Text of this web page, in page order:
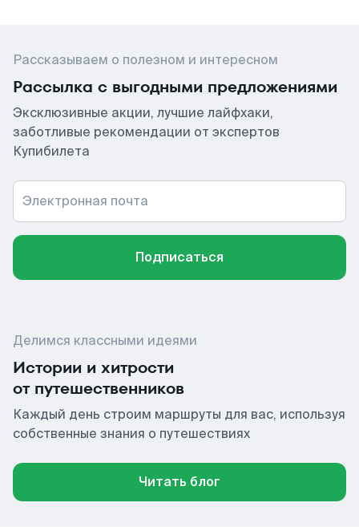
Рассказываем о полезном и интересном
Рассылка с выгодными предложениями
Эксклюзивные акции, лучшие лайфхаки,
заботливые рекомендации от экспертов
Купибилета
Электронная почта
Подписаться
Делимся классными идеями
Истории и хитрости
от путешественников
Каждый день строим маршруты для вас, используя
собственные знания о путешествиях
Читать блог